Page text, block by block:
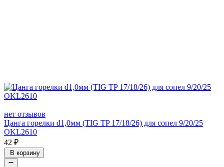
нет отзывов
Цанга горелки d1,0мм (TIG TP 17/18/26) для сопел 9/20/25
OKL2610
42 ₽
В корзину